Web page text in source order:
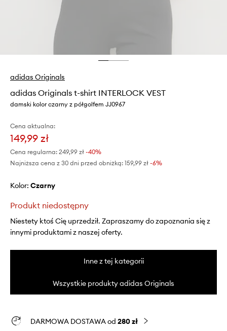
adidas Originals
adidas Originals t-shirt INTERLOCK VEST
damski kolor czarny z półgolfem JJ0967
Cena aktualna:
149,99 zł
Cena regularna: 249,99 zł -40%
Najniższa cena z 30 dni przed obniżką: 159,99 zł -6%
Kolor: czarny
Produkt niedostępny
Niestety ktoś Cię uprzedził. Zapraszamy do zapoznania się z
innymi produktami z naszej oferty.
Inne z tej kategorii
Wszystkie produkty adidas Originals
DARMOWA DOSTAWA od 280 zł